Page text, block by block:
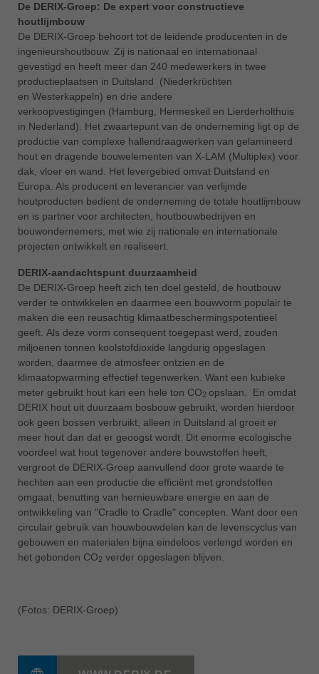
De DERIX-Groep: De expert voor constructieve
houtlijmbouw
De DERIX-Groep behoort tot de leidende producenten in de
ingenieurshoutbouw. Zij is nationaal en internationaal
gevestigd en heeft meer dan 240 medewerkers in twee
productieplaatsen in Duitsland (Niederkrüchten
en Westerkappeln) en drie andere
verkoopvestigingen (Hamburg, Hermeskeil en Lierderholthuis
in Nederland). Het zwaartepunt van de onderneming ligt op de
productie van complexe hallendraagwerken van gelamineerd
hout en dragende bouwelementen van X-LAM (Multiplex) voor
dak, vloer en wand. Het levergebied omvat Duitsland en
Europa. Als producent en leverancier van verlijmde
houtproducten bedient de onderneming de totale houtlijmbouw
en is partner voor architecten, houtbouwbedrijven en
bouwondernemers, met wie zij nationale en internationale
projecten ontwikkelt en realiseert.
DERIX-aandachtspunt duurzaamheid
De DERIX-Groep heeft zich ten doel gesteld, de houtbouw
verder te ontwikkelen en daarmee een bouwvorm populair te
maken die een reusachtig klimaatbeschermingspotentieel
geeft. Als deze vorm consequent toegepast werd, zouden
miljoenen tonnen koolstofdioxide langdurig opgeslagen
worden, daarmee de atmosfeer ontzien en de
klimaatopwarming effectief tegenwerken. Want een kubieke
meter gebruikt hout kan een hele ton CO2 opslaan. En omdat
DERIX hout uit duurzaam bosbouw gebruikt, worden hierdoor
ook geen bossen verbruikt, alleen in Duitsland al groeit er
meer hout dan dat er geoogst wordt. Dit enorme ecologische
voordeel wat hout tegenover andere bouwstoffen heeft,
vergroot de DERIX-Groep aanvullend door grote waarde te
hechten aan een productie die efficiënt met grondstoffen
omgaat, benutting van hernieuwbare energie en aan de
ontwikkeling van "Cradle to Cradle" concepten. Want door een
circulair gebruik van houwbouwdelen kan de levenscyclus van
gebouwen en materialen bijna eindeloos verlengd worden en
het gebonden CO2 verder opgeslagen blijven.
(Fotos: DERIX-Groep)